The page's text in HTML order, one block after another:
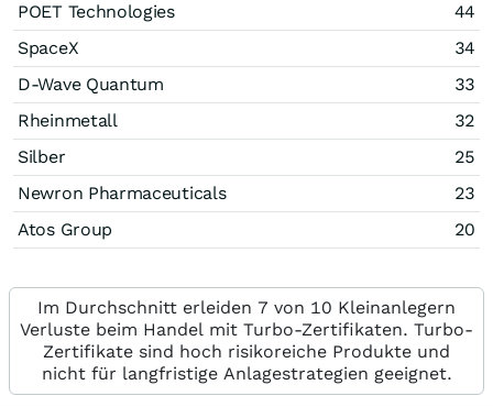
POET Technologies
44
SpaceX
34
D-Wave Quantum
33
Rheinmetall
32
Silber
25
Newron Pharmaceuticals
23
Atos Group
20
Im Durchschnitt erleiden 7 von 10 Kleinanlegern
Verluste beim Handel mit Turbo-Zertifikaten. Turbo-
Zertifikate sind hoch risikoreiche Produkte und
nicht für langfristige Anlagestrategien geeignet.